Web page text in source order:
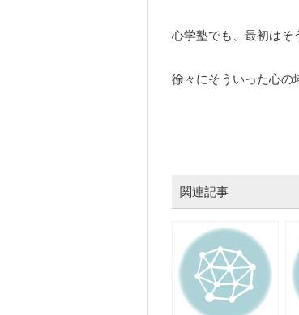
心学塾でも、最初はそ
徐々にそういった心の
関連記事